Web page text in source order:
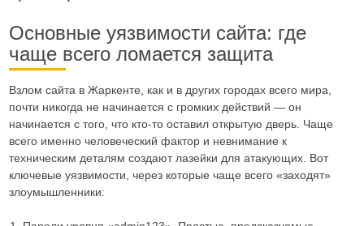
Основные уязвимости сайта: где
чаще всего ломается защита
Взлом сайта в Жаркенте, как и в других городах всего мира,
почти никогда не начинается с громких действий — он
начинается с того, что кто-то оставил открытую дверь. Чаще
всего именно человеческий фактор и невнимание к
техническим деталям создают лазейки для атакующих. Вот
ключевые уязвимости, через которые чаще всего «заходят»
злоумышленники: